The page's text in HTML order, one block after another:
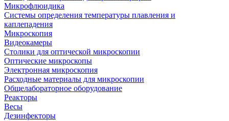
Микрофлюидика
Системы определения температуры плавления и
каплепадения
Микроскопия
Видеокамеры
Столики для оптической микроскопии
Оптические микроскопы
Электронная микроскопия
Расходные материалы для микроскопии
Общелабораторное оборудование
Реакторы
Весы
Дезинфекторы